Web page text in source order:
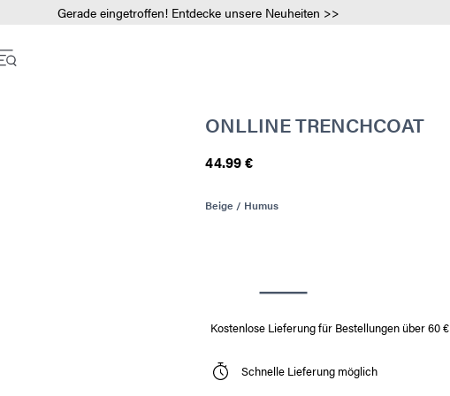
Gerade eingetroffen! Entdecke unsere Neuheiten >>
ONLLINE TRENCHCOAT
44.99 €
Beige / Humus
Kostenlose Lieferung für Bestellungen über 60 €
Schnelle Lieferung möglich